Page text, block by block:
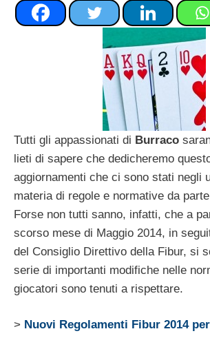
Tutti gli appassionati di Burraco
lieti di sapere che dedicheremo
aggiornamenti che ci sono stati negli
materia di regole e normative da
Forse non tutti sanno, infatti, che a
scorso mese di Maggio 2014, in
del Consiglio Direttivo della Fibur, si
serie di importanti modifiche nelle
giocatori sono tenuti a rispettare.
> Nuovi Regolamenti Fibur 2014